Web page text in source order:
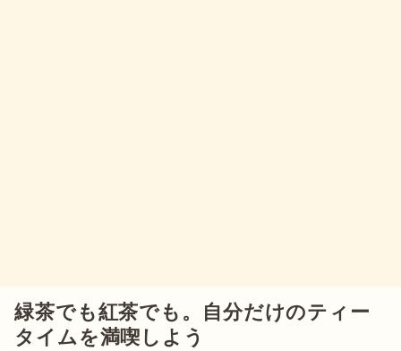
緑茶でも紅茶でも。自分だけのティー
タイムを満喫しよう